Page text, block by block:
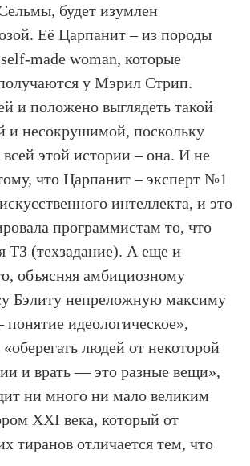
будет изумлен
Её Царпанит – из породы
made woman, которые
у Мэрил Стрип.
и положено выглядеть такой
и несокрушимой, поскольку
всей этой истории – она. И не
что Царпанит – эксперт №1
интеллекта, и это
программистам то, что
ТЗ (техзадание). А еще и
объясняя амбициозному
Бэлиту непреложную максиму
идеологическое»,
людей от некоторой
и врать — это разные вещи»,
ни много ни мало великим
XXI века, который от
тиранов отличается тем, что